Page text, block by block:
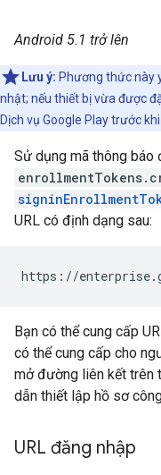
Android 5.1 trở lên
Lưu ý: Phương thức này
nhật; nếu thiết bị vừa được
Dịch vụ Google Play trước
Sử dụng mã thông báo
URL có định dạng sau:
Bạn có thể cung cấp
có thể cung cấp cho
mở đường liên kết trên
dẫn thiết lập hồ sơ
URL đăng nhập